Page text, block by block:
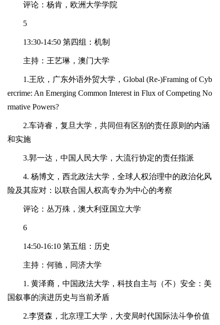
评论：杨肯，欧洲大学学院
5
13:30-14:50 第四组：机制
主持：王艺琳，澳门大学
1.王欣，广东外语外贸大学，Global (Re-)Framing of Cyb
ercrime: An Emerging Common Interest in Flux of Competing No
rmative Powers?
2.车诗睿，复旦大学，共同但有区别的责任原则的内涵
和实施
3.郭一达，中国人民大学，大流行协定的责任指派
4. 杨博文，西北政法大学，全球人权治理中的政治化风
险及其应对：以联合国人权高专办为中心的考察
评论：丛万殊，澳大利亚国立大学
6
14:50-16:10 第五组：历史
主持：何驰，同济大学
1. 黄泽裔，中国政法大学，科技自主与（不）安全：美
国叙事的演进历史与当前矛盾
2.李贤森，北京理工大学，大变局时代国际法斗争价值